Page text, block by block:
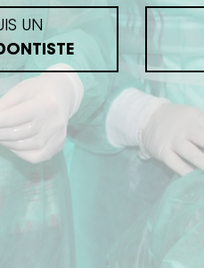
UN